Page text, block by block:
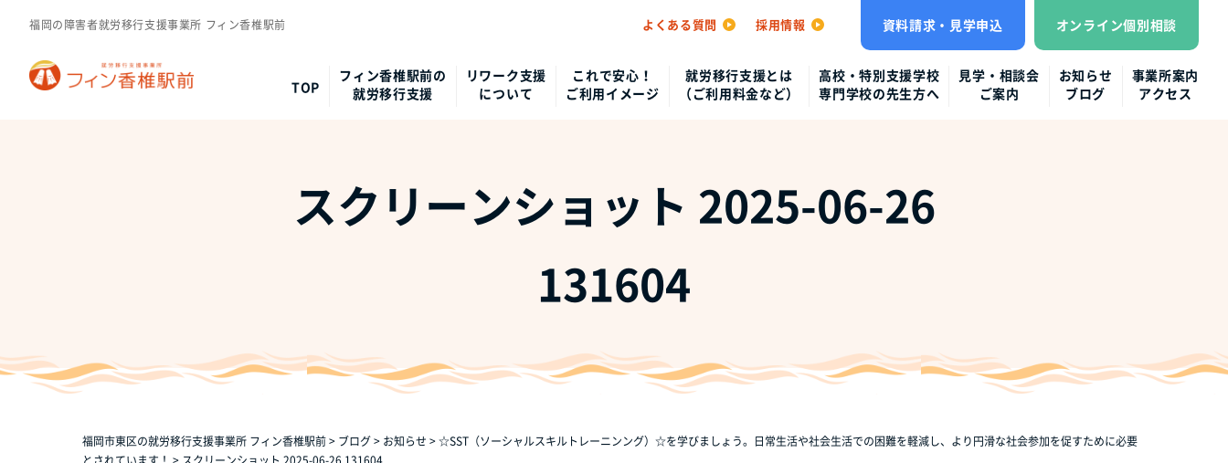
福岡の障害者就労移行支援事業所 フィン香椎駅前 よくある質問 採用情報 資料請求・見学申込 オンライン個別相談
TOP
フィン香椎駅前の
就労移行支援
リワーク支援
について
これで安心！
ご利用イメージ
就労移行支援とは
（ご利用料金など）
高校・特別支援学校
専門学校の先生方へ
見学・相談会
ご案内
お知らせ
ブログ
事業所案内
アクセス
スクリーンショット 2025-06-26
131604
福岡市東区の就労移行支援事業所 フィン香椎駅前> ブログ> お知らせ >☆SST（ソーシャルスキルトレーニンング）☆を学びましょう。日常生活や社会生活での困難を軽減し、より円滑な社会参加を促すために必要